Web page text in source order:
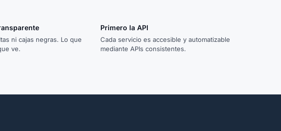
ni cajas negras. Lo que
ve.
Primero la API
Cada servicio es accesible y automatizable
mediante APIs consistentes.